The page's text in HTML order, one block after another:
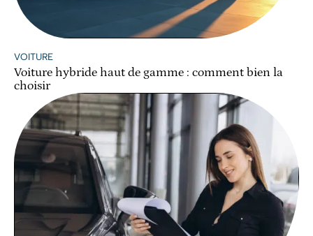
VOITURE
Voiture hybride haut de gamme : comment bien la
choisir